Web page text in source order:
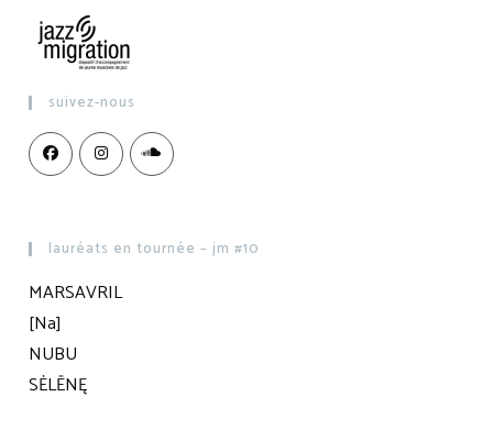
suivez-nous
lauréats en tournée – jm #10
MARSAVRIL
[Na]
NUBU
SĖLĒNĘ